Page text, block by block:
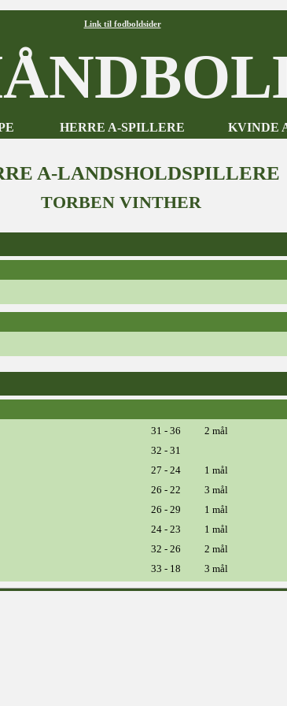
Link til fodboldsider
HERRE A-SPILLERE KVINDE
A-LANDSHOLDSPILLERE
TORBEN VINTHER
31 - 36
2 mål
32 - 31
27 - 24
1 mål
26 - 22
3 mål
26 - 29
1 mål
24 - 23
1 mål
32 - 26
2 mål
33 - 18 3 mål